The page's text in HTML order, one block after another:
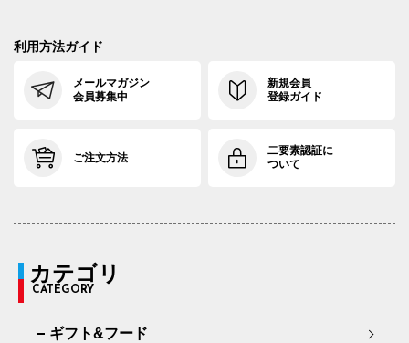
利用方法ガイド
メールマガジン
会員募集中
新規会員
登録ガイド
ご注文方法
二要素認証に
ついて
カテゴリ
CATEGORY
ギフト&フード